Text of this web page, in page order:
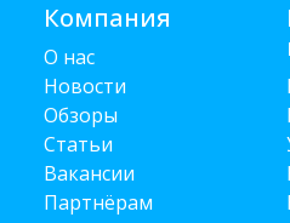
Компания
О нас
Новости
Обзоры
Статьи
Вакансии
Партнёрам